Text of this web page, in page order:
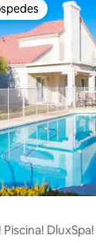
dos